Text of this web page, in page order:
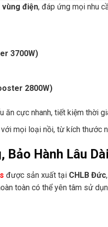
vùng điện, đáp ứng mọi nhu
3700W)
2800W)
ăn cực nhanh, tiết kiệm thời
mọi loại nồi, từ kích thước
Bảo Hành Lâu Dài
được sản xuất tại CHLB Đức
toàn có thể yên tâm sử